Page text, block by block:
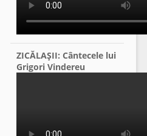
ZICĂLAŞII: Cântecele lui
Grigori Vindereu